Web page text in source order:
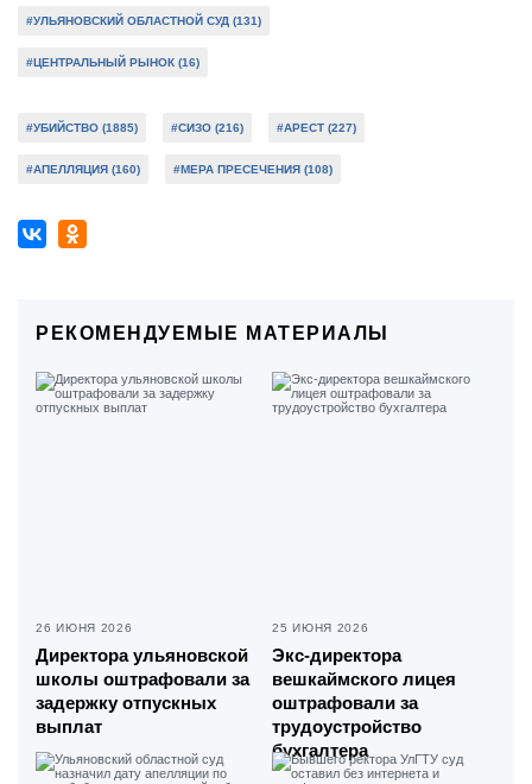
#УЛЬЯНОВСКИЙ ОБЛАСТНОЙ СУД (131)
#ЦЕНТРАЛЬНЫЙ РЫНОК (16)
#УБИЙСТВО (1885) #СИЗО (216) #АРЕСТ (227)
#АПЕЛЛЯЦИЯ (160) #МЕРА ПРЕСЕЧЕНИЯ (108)
РЕКОМЕНДУЕМЫЕ МАТЕРИАЛЫ
26 ИЮНЯ 2026
Директора ульяновской
школы оштрафовали за
задержку отпускных
выплат
25 ИЮНЯ 2026
Экс-директора
вешкаймского лицея
оштрафовали за
трудоустройство
бухгалтера